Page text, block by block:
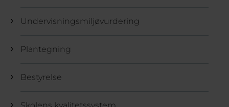
Undervisningsmiljøvurdering
Plantegning
Bestyrelse